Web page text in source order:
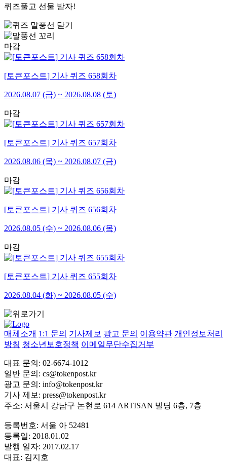
퀴즈풀고 선물 받자!
마감
[토큰포스트] 기사 퀴즈 658회차
2026.08.07 (금) ~ 2026.08.08 (토)
마감
[토큰포스트] 기사 퀴즈 657회차
2026.08.06 (목) ~ 2026.08.07 (금)
마감
[토큰포스트] 기사 퀴즈 656회차
2026.08.05 (수) ~ 2026.08.06 (목)
마감
[토큰포스트] 기사 퀴즈 655회차
2026.08.04 (화) ~ 2026.08.05 (수)
매체소개 1:1 문의 기사제보 광고 문의 이용약관 개인정보처리
방침 청소년보호정책 이메일무단수집거부
대표 문의: 02-6674-1012
일반 문의: cs@tokenpost.kr
광고 문의: info@tokenpost.kr
기사 제보: press@tokenpost.kr
주소: 서울시 강남구 논현로 614 ARTISAN 빌딩 6층, 7층
등록번호: 서울 아 52481
등록일: 2018.01.02
발행 일자: 2017.02.17
대표: 김지호